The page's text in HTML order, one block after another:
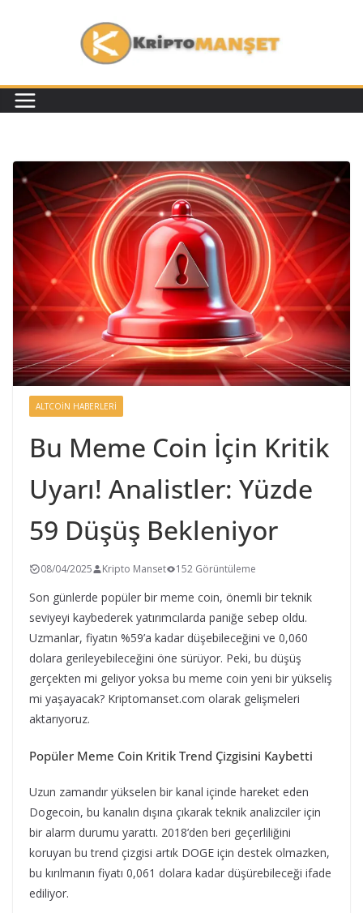
ALTCOIN HABERLERI
Bu Meme Coin İçin Kritik
Uyarı! Analistler: Yüzde
59 Düşüş Bekleniyor
08/04/2025 Kripto Manset 152 Görüntüleme
Son günlerde popüler bir meme coin, önemli bir teknik
seviyeyi kaybederek yatırımcılarda paniğe sebep oldu.
Uzmanlar, fiyatın %59’a kadar düşebileceğini ve 0,060
dolara gerileyebileceğini öne sürüyor. Peki, bu düşüş
gerçekten mi geliyor yoksa bu meme coin yeni bir yükseliş
mi yaşayacak? Kriptomanset.com olarak gelişmeleri
aktarıyoruz.
Popüler Meme Coin Kritik Trend Çizgisini Kaybetti
Uzun zamandır yükselen bir kanal içinde hareket eden
Dogecoin, bu kanalın dışına çıkarak teknik analizciler için
bir alarm durumu yarattı. 2018’den beri geçerliliğini
koruyan bu trend çizgisi artık DOGE için destek olmazken,
bu kırılmanın fiyatı 0,061 dolara kadar düşürebileceği ifade
ediliyor.